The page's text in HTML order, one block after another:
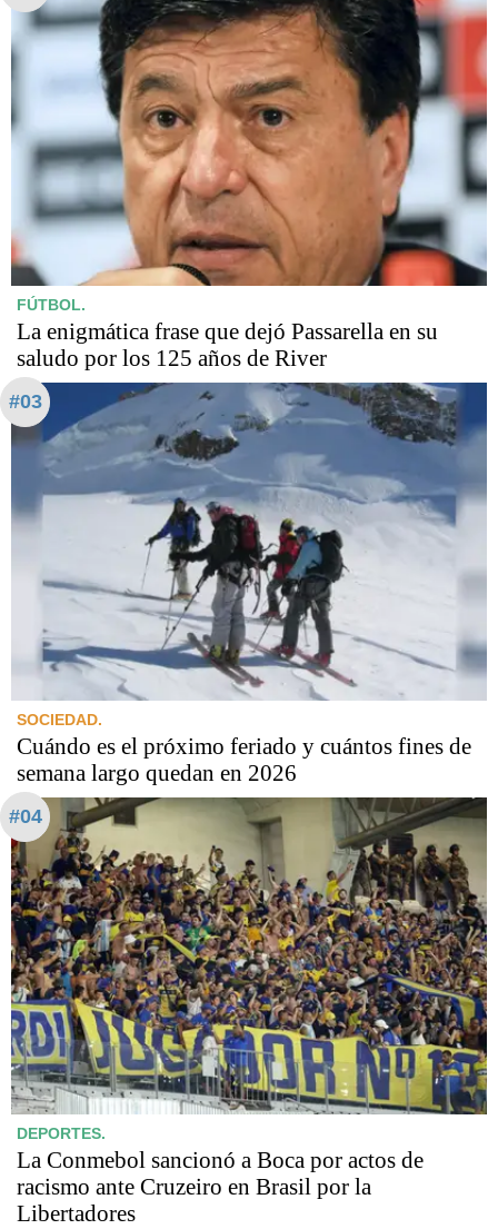
FÚTBOL.
La enigmática frase que dejó Passarella en su
saludo por los 125 años de River
#03
SOCIEDAD.
Cuándo es el próximo feriado y cuántos fines de
semana largo quedan en 2026
#04
DEPORTES.
La Conmebol sancionó a Boca por actos de
racismo ante Cruzeiro en Brasil por la
Libertadores